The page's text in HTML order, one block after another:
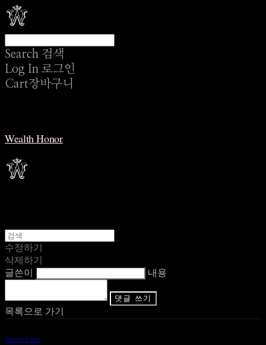
Search 검색
Log In 로그인
Cart장바구니
Wealth Honor
수정하기
삭제하기
글쓴이
내용
댓글 쓰기
목록으로 가기
Terms of Use